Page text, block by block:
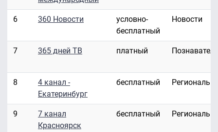
6 360 Новости
условно-
бесплатный
Новости
7 365 дней ТВ платный
8
4 канал -
Екатеринбург
бесплатный
9
7 канал
Красноярск
бесплатный